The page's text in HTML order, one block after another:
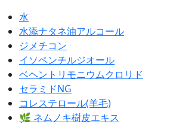
水
水添ナタネ油アルコール
ジメチコン
イソペンチルジオール
ベヘントリモニウムクロリド
セラミドNG
コレステロール(羊毛)
🌿 ネムノキ樹皮エキス